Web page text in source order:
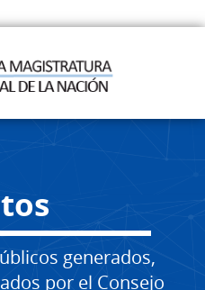
generados,
por el Consejo